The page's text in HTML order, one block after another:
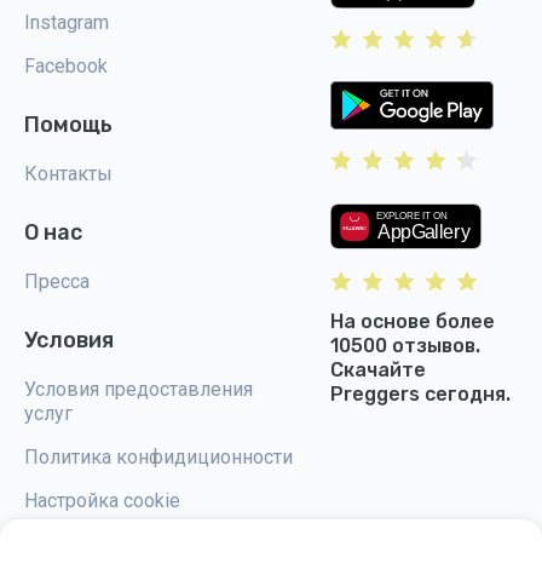
Instagram
Facebook
Помощь
Контакты
О нас
Пресса
Условия
Условия предоставления
услуг
Политика конфидиционности
Настройка cookie
На основе более
10500 отзывов.
Скачайте
Preggers сегодня.